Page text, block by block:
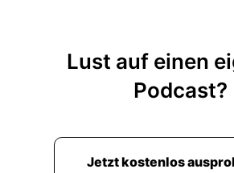
Lust auf einen
Podcast?
Jetzt kostenlos